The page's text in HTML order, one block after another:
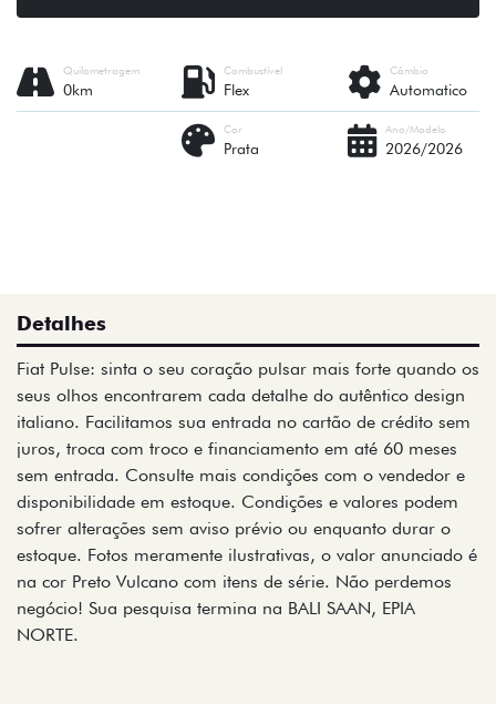
Câmbio
Automatico
Combustível
Flex
Quilometragem
0km
Ano/Modelo
2026/2026
Cor
Prata
Detalhes
Fiat Pulse: sinta o seu coração pulsar mais forte quando os
seus olhos encontrarem cada detalhe do autêntico design
italiano. Facilitamos sua entrada no cartão de crédito sem
juros, troca com troco e financiamento em até 60 meses
sem entrada. Consulte mais condições com o vendedor e
disponibilidade em estoque. Condições e valores podem
sofrer alterações sem aviso prévio ou enquanto durar o
estoque. Fotos meramente ilustrativas, o valor anunciado é
na cor Preto Vulcano com itens de série. Não perdemos
negócio! Sua pesquisa termina na BALI SAAN, EPIA
NORTE.